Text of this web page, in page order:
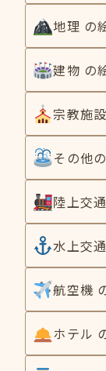
地理 の
建物 の
宗教施
その他
陸上交
水上交
航空機
ホテル